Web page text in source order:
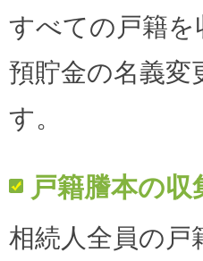
すべての戸籍を
預貯金の名義変
す。
戸籍謄本の収
相続人全員の戸